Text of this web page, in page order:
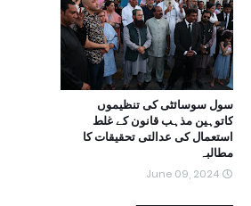
سول سوسائٹی کی تنظیموں
کاتوہین مذہب قانون کے غلط
استعمال کی عدالتی تحقیقات کا
مطالبہ
June 09, 2024